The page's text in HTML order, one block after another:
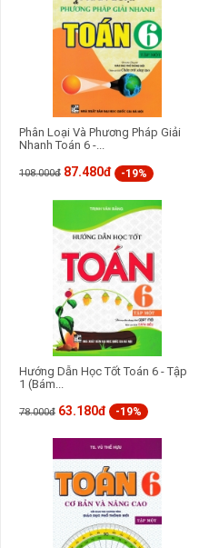
Phân Loại Và Phương Pháp Giải
Nhanh Toán 6 -...
108.000đ 87.480đ -19%
Hướng Dẫn Học Tốt Toán 6 - Tập
1 (Bám...
78.000đ 63.180đ -19%